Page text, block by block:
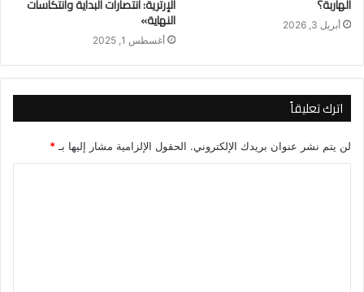
الهاربة؟
أبريل 3, 2026
الإرترية: انتصارات البداية وانتكاسات
النهاية»
أغسطس 1, 2025
اترك تعليقاً
لن يتم نشر عنوان بريدك الإلكتروني. الحقول الإلزامية مشار إليها بـ*